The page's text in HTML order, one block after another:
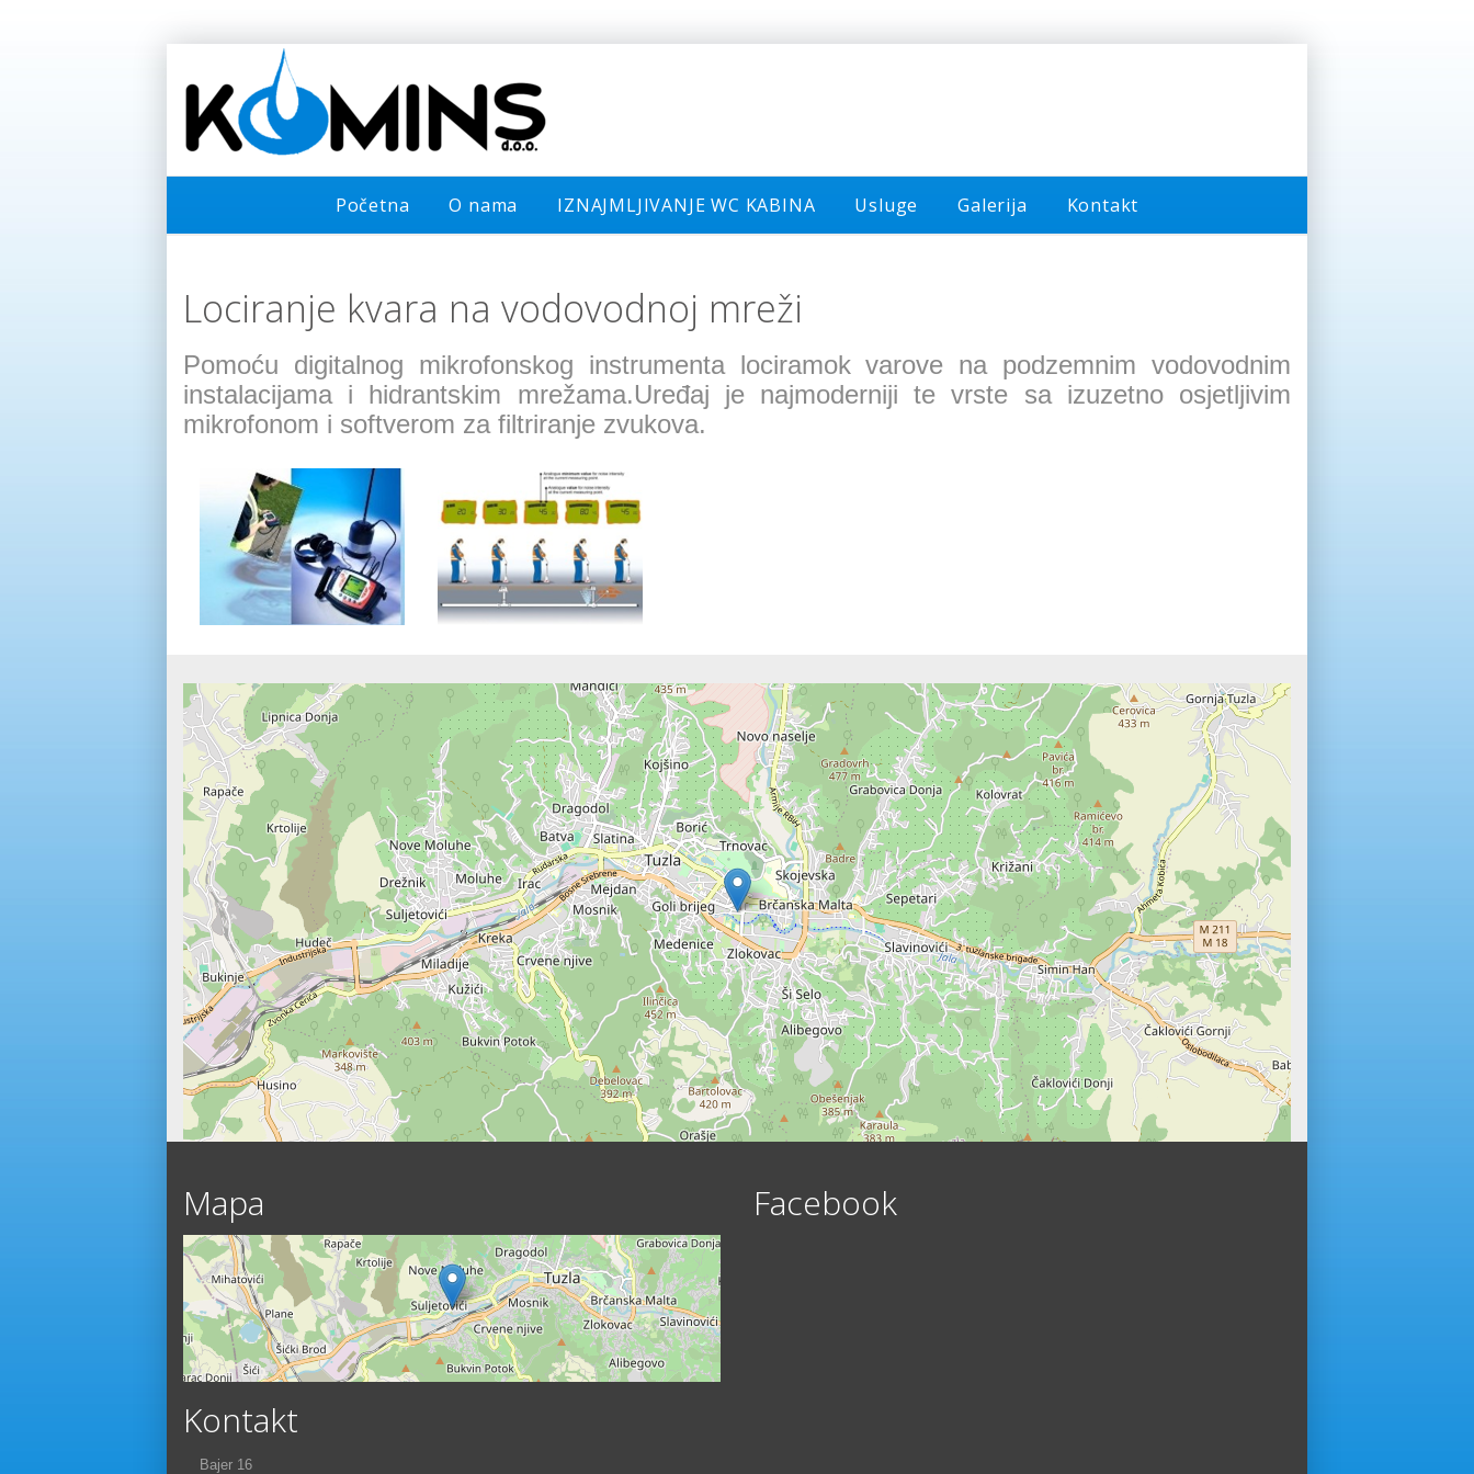
Početna O nama IZNAJMLJIVANJE WC KABINA Usluge Galerija Kontakt
Lociranje kvara na vodovodnoj mreži
Pomoću digitalnog mikrofonskog instrumenta lociramok varove na podzemnim vodovodnim
instalacijama i hidrantskim mrežama.Uređaj je najmoderniji te vrste sa izuzetno osjetljivim
mikrofonom i softverom za filtriranje zvukova.
Mapa
Kontakt
Bajer 16
Facebook